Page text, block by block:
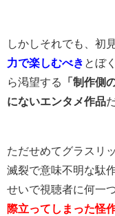
しかしそれでも、初
力で楽しむべき とぼ
ら渇望する
「制作側
にないエンタメ作品
ただせめてグラスリ
滅裂で意味不明な駄
せいで視聴者に何一
際立ってしまった怪